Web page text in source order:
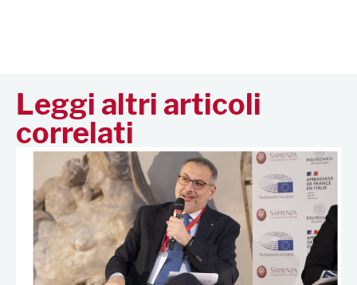
Leggi altri articoli
correlati